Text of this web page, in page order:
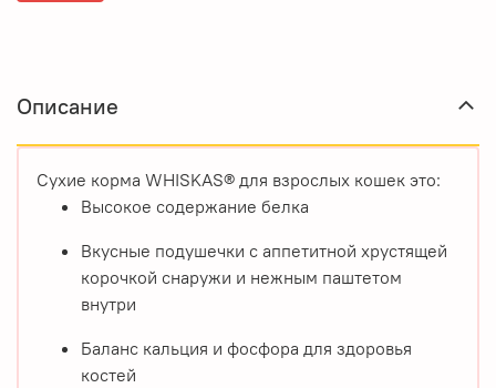
Описание
Сухие корма WHISKAS® для взрослых кошек это:
Высокое содержание белка
Вкусные подушечки с аппетитной хрустящей
корочкой снаружи и нежным паштетом
внутри
Баланс кальция и фосфора для здоровья
костей